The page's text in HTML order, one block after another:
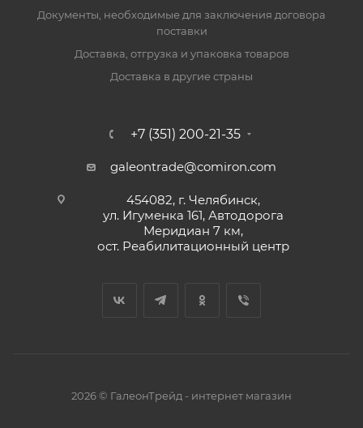
Документы, необходимые для заключения договора
поставки
Доставка, отгрузка и упаковка товаров
Доставка в другие страны
+7 (351) 200-21-35
galeontrade@comiron.com
454082, г. Челябинск,
ул. Игуменка 161, Автодорога
Меридиан 7 км,
ост. Реабилитационный центр
2026 © ГалеонТрейд - интернет магазин